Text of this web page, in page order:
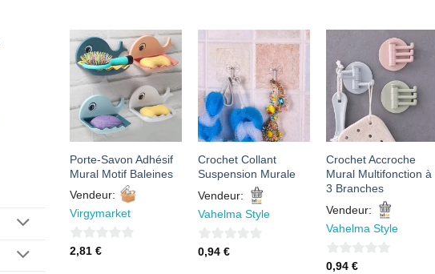
5
AJOUTER
À MES
FAVORIS
Porte-Savon Adhésif
Mural Motif Baleines
Vendeur:
Virgymarket
0
2,81 €
AJOUTER
À MES
FAVORIS
Crochet Collant
Suspension Murale
Vendeur:
Vahelma Style
0
0,94 €
AJOUTER
À MES
FAVORIS
Crochet Accroche
Mural Multifonction à
3 Branches
Vendeur:
Vahelma Style
0
0,94 €